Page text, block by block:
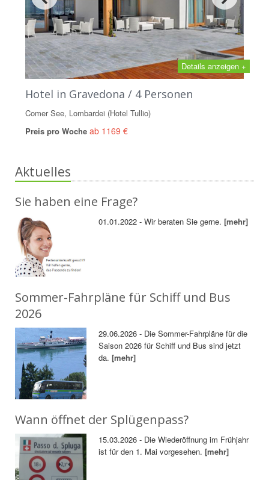
Details anzeigen +
Hotel in Gravedona / 4 Personen
Comer See, Lombardei (Hotel Tullio)
Preis pro Woche ab 1169 €
Aktuelles
Sie haben eine Frage?
01.01.2022 - Wir beraten Sie gerne.[mehr]
Sommer-Fahrpläne für Schiff und Bus
2026
29.06.2026 - Die Sommer-Fahrpläne für die
Saison 2026 für Schiff und Bus sind jetzt
da.[mehr]
Wann öffnet der Splügenpass?
15.03.2026 - Die Wiederöffnung im Frühjahr
ist für den 1. Mai vorgesehen.[mehr]